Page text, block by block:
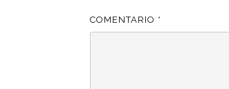
COMENTARIO *